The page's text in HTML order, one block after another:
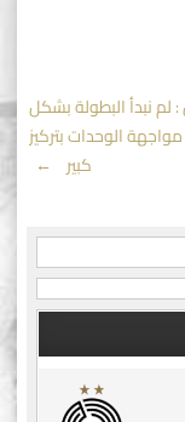
: لم نبدأ البطولة بشكل
الوحدات بتركيز
كبير
→